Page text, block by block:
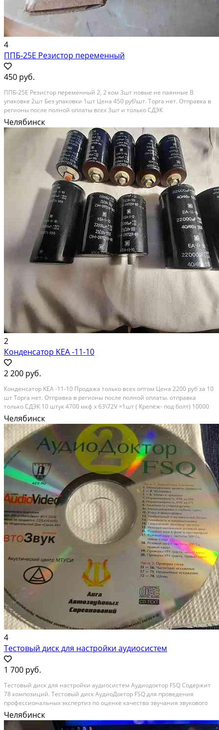
4
ППБ-25Е Резистор переменный
450 руб.
ППБ-25Е Резистор переменный 2, 2 ком 3шт новые не паянные В
упаковке 2шт Без упаковки 1шт Цена 450 руб\шт. Торга нет. Отправка в
регионы после полной оплаты всех 3шт и только СДЭК
Челябинск
2
Конденсатор KEA -11-10
2 200 руб.
Конденсатор KEA -11-10 Продажа только всех оптом Цена 2200 руб за 10
шт Торга нет. Отправка в регионы после полной оплаты. отправка
только СДЭК 10 штук 4700 мкф х 63\72V =1шт ( Крепёж- под болт) 10000
мкф х 40\46 V = 4шт ( Крепёж -под болт) 10000 мкф х 63\/72 V =1шт (
Крепёж под хомут)...
Челябинск
4
Тестовый диск для настройки аудиосистем
1 700 руб.
Тестовый диск для настройки аудиосистем Аудиодоктор FSQ Содержит
78 композиций. Тестовый диск АудиоДоктор FSQ для проведения
профессиональных экспертиз по оценке качества звучания звукового
тракта.Усилителей . Акустики.и так далее. В работе не был. Был
случайно мной обнаружен на полке с...
Челябинск